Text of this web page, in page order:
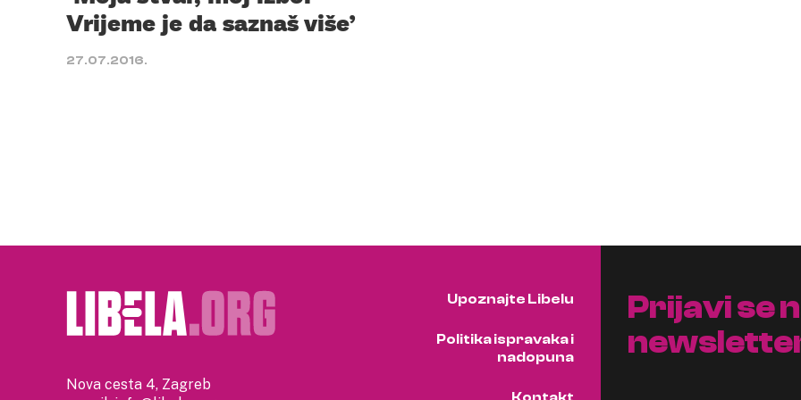
Vrijeme je da saznaš više’
27.07.2016.
Nova cesta 4, Zagreb
Upoznajte Libelu
Politika ispravaka i
nadopuna
Prijavi se